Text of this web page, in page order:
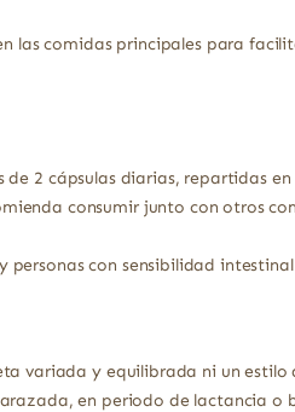
las comidas principales para
de 2 cápsulas diarias, repartidas
consumir junto con otros
personas con sensibilidad
variada y equilibrada ni un
en periodo de lactancia o